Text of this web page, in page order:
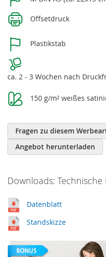
Offsetdruck
Plastikstab
ca. 2 - 3 Wochen nach
150 g/m² weißes
Fragen zu diesem
Angebot herunterladen
Downloads:
Datenblatt
Standskizze